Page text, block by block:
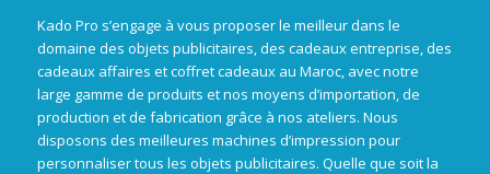
Kado Pro s’engage à vous proposer le meilleur dans le
domaine des objets publicitaires, des cadeaux entreprise, des
cadeaux affaires et coffret cadeaux au Maroc, avec notre
large gamme de produits et nos moyens d’importation, de
production et de fabrication grâce à nos ateliers. Nous
disposons des meilleures machines d’impression pour
personnaliser tous les objets publicitaires. Quelle que soit la